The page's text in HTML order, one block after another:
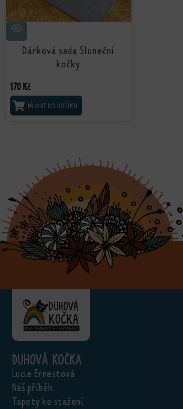
Dárková sada Sluneční
kočky
170 Kč
PŘIDAT DO KOŠÍKU
Duhová kočka
Lucie Ernestová
Náš příběh
Tapety ke stažení